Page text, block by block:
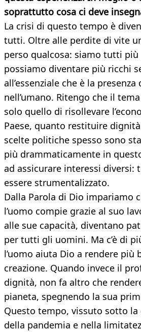
soprattutto cosa ci deve
La crisi di questo tempo è
tutti. Oltre alle perdite di vite
perso qualcosa: siamo tutti più
possiamo diventare più ricchi
all’essenziale che è la
nell’umano. Ritengo che il
solo quello di risollevare
Paese, quanto restituire
scelte politiche spesso sono
più drammaticamente in
ad assicurare interessi diversi:
essere strumentalizzato.
Dalla Parola di Dio impariamo
l’uomo compie grazie al suo
alle sue capacità, diventano
per tutti gli uomini. Ma c’è di
l’uomo aiuta Dio a rendere più
creazione. Quando invece il
dignità, non fa altro che
pianeta, spegnendo la sua
Questo tempo, vissuto sotto la
della pandemia e nella